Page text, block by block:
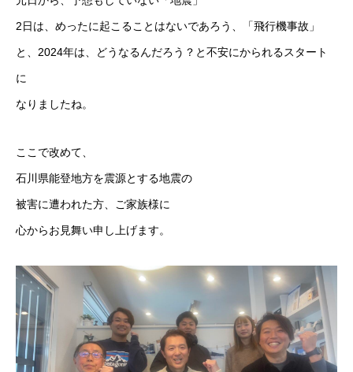
2日は、めったに起こることはないであろう、「飛行機事故」
と、2024年は、どうなるんだろう？と不安にかられるスタート
に
なりましたね。
ここで改めて、
石川県能登地方を震源とする地震の
被害に遭われた方、ご家族様に
心からお見舞い申し上げます。